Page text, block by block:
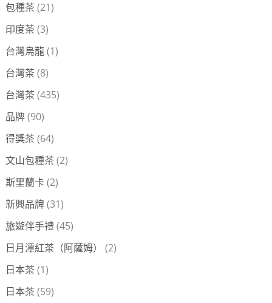
包種茶 (21)
印度茶 (3)
台灣烏龍(1)
台灣茶 (8)
台灣茶 (435)
品牌(90)
得獎茶 (64)
文山包種茶 (2)
斯里蘭卡(2)
新興品牌(31)
旅遊伴手禮(45)
日月潭紅茶（阿薩姆）
(2)
日本茶 (1)
日本茶 (59)